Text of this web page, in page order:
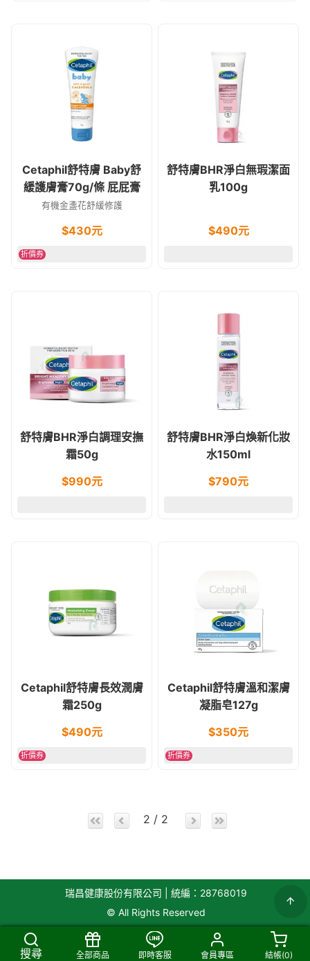
Cetaphil舒特膚 Baby舒
緩護膚膏70g/條 屁屁膏
有機金盞花舒緩修護
$430元
折價券
舒特膚BHR淨白無瑕潔面
乳100g
$490元
舒特膚BHR淨白調理安撫
霜50g
$990元
舒特膚BHR淨白煥新化妝
水150ml
$790元
Cetaphil舒特膚長效潤膚
霜250g
$490元
折價券
Cetaphil舒特膚溫和潔膚
凝脂皂127g
$350元
折價券
2 / 2
瑞昌健康股份有限公司 | 統編：28768019
© All Rights Reserved
搜尋 全部商品 即時客服 會員專區 結帳(0)